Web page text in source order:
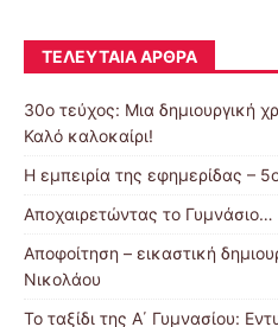
ΤΕΛΕΥΤΑΊΑ ΆΡΘΡΑ
30o τεύχος: Μια δημιουργική
Καλό καλοκαίρι!
Η εμπειρία της εφημερίδας –
Αποχαιρετώντας το Γυμνάσιο…
Αποφοίτηση – εικαστική
Νικολάου
Το ταξίδι της Α΄ Γυμνασίου: